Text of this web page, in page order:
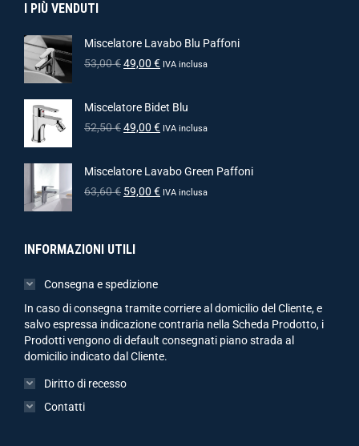
I PIÙ VENDUTI
Miscelatore Lavabo Blu Paffoni
53,00€49,00 € IVA inclusa
Miscelatore Bidet Blu
52,50€49,00 € IVA inclusa
Miscelatore Lavabo Green Paffoni
63,60€ 59,00 € IVA inclusa
INFORMAZIONI UTILI
Consegna e spedizione
In caso di consegna tramite corriere al domicilio del Cliente, e
salvo espressa indicazione contraria nella Scheda Prodotto, i
Prodotti vengono di default consegnati piano strada al
domicilio indicato dal Cliente.
Diritto di recesso
Contatti